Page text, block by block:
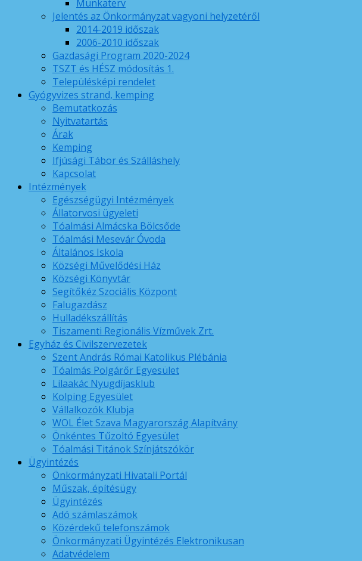
Munkaterv
Jelentés az Önkormányzat vagyoni helyzetéről
2014-2019 időszak
2006-2010 időszak
Gazdasági Program 2020-2024
TSZT és HÉSZ módosítás 1.
Településképi rendelet
Gyógyvizes strand, kemping
Bemutatkozás
Nyitvatartás
Árak
Kemping
Ifjúsági Tábor és Szálláshely
Kapcsolat
Intézmények
Egészségügyi Intézmények
Állatorvosi ügyeleti
Tóalmási Almácska Bölcsőde
Tóalmási Mesevár Óvoda
Általános Iskola
Községi Művelődési Ház
Községi Könyvtár
Segítőkéz Szociális Központ
Falugazdász
Hulladékszállítás
Tiszamenti Regionális Vízművek Zrt.
Egyház és Civilszervezetek
Szent András Római Katolikus Plébánia
Tóalmás Polgárőr Egyesület
Lilaakác Nyugdíjasklub
Kolping Egyesület
Vállalkozók Klubja
WOL Élet Szava Magyarország Alapítvány
Önkéntes Tűzoltó Egyesület
Tóalmási Titánok Színjátszókör
Ügyintézés
Önkormányzati Hivatali Portál
Műszak, építésügy
Ügyintézés
Adó számlaszámok
Közérdekű telefonszámok
Önkormányzati Ügyintézés Elektronikusan
Adatvédelem